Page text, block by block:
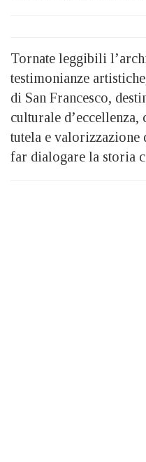
Tornate leggibili
testimonianze
di San Francesco,
culturale d’eccellenza,
tutela e valorizzazione
far dialogare la storia